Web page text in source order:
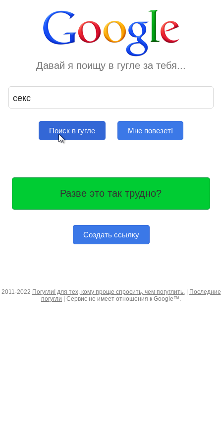
Давай я поищу в гугле за тебя...
Поиск в гугле Мне повезет!
Разве это так трудно?
Создать ссылку
2011-2022 Погугли! для тех, кому проще спросить, чем погуглить.|
Последние
погугли | Сервис не имеет отношения к Google™.